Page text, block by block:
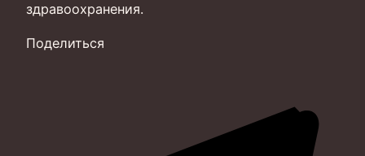
здравоохранения.
Поделиться